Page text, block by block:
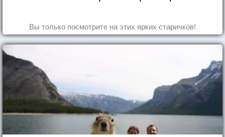
Вы только посмотрите на этих ярких старичков!